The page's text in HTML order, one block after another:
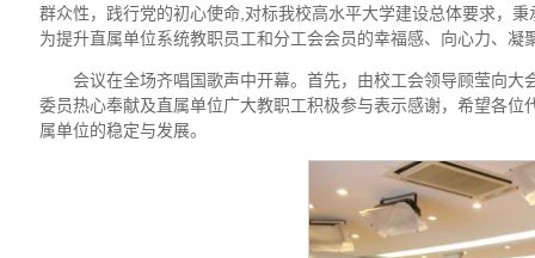
群众性，践行党的初心使命,对标我校高水平大学建设总体要求，
为提升直属单位系统教职员工和分工会会员的幸福感、向心力、凝
会议在全场齐唱国歌声中开幕。首先，由校工会领导顾莹向
委员热心奉献及直属单位广大教职工积极参与表示感谢，希望各
属单位的稳定与发展。